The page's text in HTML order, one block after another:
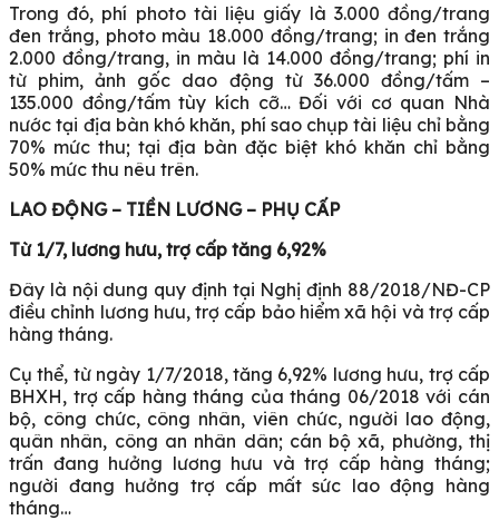
Trong đó, phí photo tài liệu giấy là 3.000 đồng/trang
đen trắng, photo màu 18.000 đồng/trang; in đen trắng
2.000 đồng/trang, in màu là 14.000 đồng/trang; phí in
từ phim, ảnh gốc dao động từ 36.000 đồng/tấm –
135.000 đồng/tấm tùy kích cỡ… Đối với cơ quan Nhà
nước tại địa bàn khó khăn, phí sao chụp tài liệu chỉ bằng
70% mức thu; tại địa bàn đặc biệt khó khăn chỉ bằng
50% mức thu nêu trên.
LAO ĐỘNG – TIỀN LƯƠNG – PHỤ CẤP
Từ 1/7, lương hưu, trợ cấp tăng 6,92%
Đây là nội dung quy định tại Nghị định 88/2018/NĐ-CP
điều chỉnh lương hưu, trợ cấp bảo hiểm xã hội và trợ cấp
hàng tháng.
Cụ thể, từ ngày 1/7/2018, tăng 6,92% lương hưu, trợ cấp
BHXH, trợ cấp hàng tháng của tháng 06/2018 với cán
bộ, công chức, công nhân, viên chức, người lao động,
quân nhân, công an nhân dân; cán bộ xã, phường, thị
trấn đang hưởng lương hưu và trợ cấp hàng tháng;
người đang hưởng trợ cấp mất sức lao động hàng
tháng…